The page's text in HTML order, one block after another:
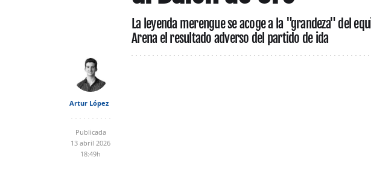
La leyenda merengue se acoge a la "grandeza" del
Arena el resultado adverso del partido de ida
Artur López
Publicada
13 abril 2026
18:49h